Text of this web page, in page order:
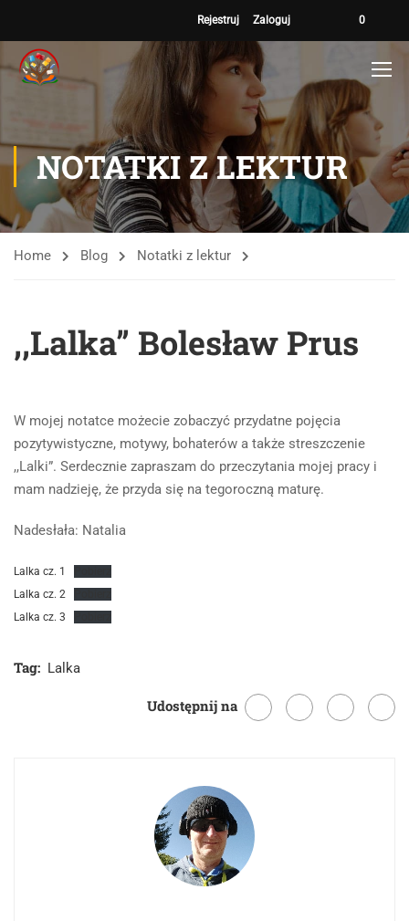
Rejestruj Zaloguj 0
NOTATKI Z LEKTUR
Home Blog Notatki z lektur
,,Lalka” Bolesław Prus
W mojej notatce możecie zobaczyć przydatne pojęcia
pozytywistyczne, motywy, bohaterów a także streszczenie
,,Lalki”. Serdecznie zapraszam do przeczytania mojej pracy i
mam nadzieję, że przyda się na tegoroczną maturę.
Nadesłała: Natalia
Lalka cz. 1
Lalka cz. 2
Lalka cz. 3
Tag: Lalka
Udostępnij na